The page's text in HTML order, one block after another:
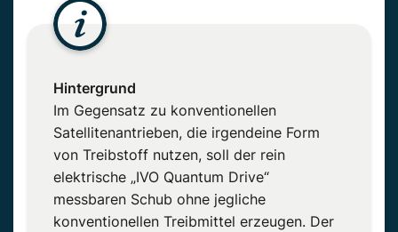
Hintergrund
Im Gegensatz zu konventionellen
Satellitenantrieben, die irgendeine Form
von Treibstoff nutzen, soll der rein
elektrische „IVO Quantum Drive“
messbaren Schub ohne jegliche
konventionellen Treibmittel erzeugen. Der